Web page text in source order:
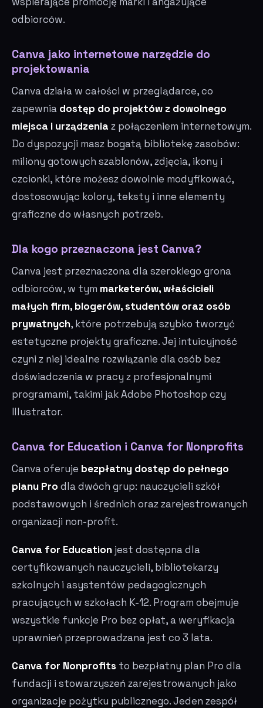
odbiorców.
Canva jako internetowe narzędzie do
projektowania
Canva działa w całości w przeglądarce, co
zapewnia dostęp do projektów z dowolnego
miejsca i urządzenia z połączeniem internetowym.
Do dyspozycji masz bogatą bibliotekę zasobów:
miliony gotowych szablonów, zdjęcia, ikony i
czcionki, które możesz dowolnie modyfikować,
dostosowując kolory, teksty i inne elementy
graficzne do własnych potrzeb.
Dla kogo przeznaczona jest Canva?
Canva jest przeznaczona dla szerokiego grona
odbiorców, w tym marketerów, właścicieli
małych firm, blogerów, studentów oraz osób
prywatnych, które potrzebują szybko tworzyć
estetyczne projekty graficzne. Jej intuicyjność
czyni z niej idealne rozwiązanie dla osób bez
doświadczenia w pracy z profesjonalnymi
programami, takimi jak Adobe Photoshop czy
Illustrator.
Canva for Education i Canva for Nonprofits
Canva oferuje bezpłatny dostęp do pełnego
planu Pro dla dwóch grup: nauczycieli szkół
podstawowych i średnich oraz zarejestrowanych
organizacji non-profit.
Canva for Education jest dostępna dla
certyfikowanych nauczycieli, bibliotekarzy
szkolnych i asystentów pedagogicznych
pracujących w szkołach K-12. Program obejmuje
wszystkie funkcje Pro bez opłat, a weryfikacja
uprawnień przeprowadzana jest co 3 lata.
Canva for Nonprofits to bezpłatny plan Pro dla
fundacji i stowarzyszeń zarejestrowanych jako
organizacje pożytku publicznego. Jeden zespół